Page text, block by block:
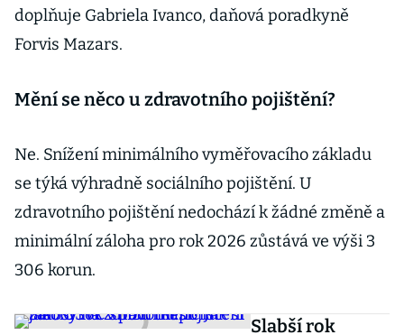
doplňuje Gabriela Ivanco, daňová poradkyně
Forvis Mazars.
Mění se něco u zdravotního pojištění?
Ne. Snížení minimálního vyměřovacího základu
se týká výhradně sociálního pojištění. U
zdravotního pojištění nedochází k žádné změně a
minimální záloha pro rok 2026 zůstává ve výši 3
306 korun.
Slabší rok